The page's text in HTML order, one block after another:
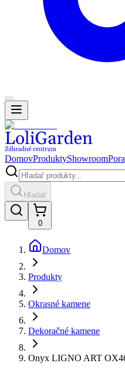
DomovProduktyShowroom
Hľadať
0
Domov
Produkty
Okrasné kamene
Dekoračné kamene
Onyx LIGNO ART